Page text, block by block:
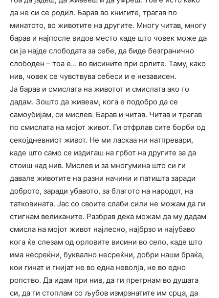
да не си се родил. Барав во книгите, трагав по
минатото, во животите на другите. Многу читав, многу
барав и најпосле видов место каде што човек може да
си ја најде слободата за себе, да биде безгранично
слободен – тоа е… во висините при орлите. Таму, како
нив, човек се чувствува себеси и е независен.
Ја барав и смислата на животот и смислата ако го
дадам. Зошто да живеам, кога е подобро да се
самоубијам, си мислев. Барав и читав. Читав и трагав
по смислата на мојот живот. Ги отфрлав сите борби од
секојдневниот живот. Не ми ласкаа ни натпревари,
каде што само се издигаш на грбот на другите за да
стоиш над нив. Мислев и за многумина што си ги
давале животите на разни начини и патишта заради
доброто, заради убавото, за благото на народот, на
татковината. Јас со своите слаби сили не можам да ги
стигнам великаните. Разбрав дека можам да му дадам
смисла на мојот живот најлесно, најбрзо и најубаво
кога ќе слезам од орловите висини во село, каде што
има несреќни, буквално несреќни, добри наши браќа,
кои гинат и гнијат не во една неволја, не во едно
ропство. Да идам при нив, да ги прегрнам во душата
си, да ги стоплам со љубов измрзнатите им срца, да